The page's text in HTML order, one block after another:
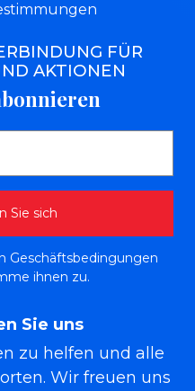
FÜR
AKTIONEN
Geschäftsbedingungen
ihnen zu.
Sie uns
zu helfen und alle
Wir freuen uns